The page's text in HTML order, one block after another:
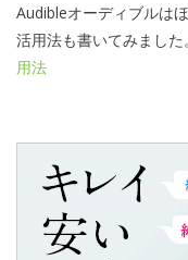
Audibleオーディブルは
活用法も書いてみまし
用法